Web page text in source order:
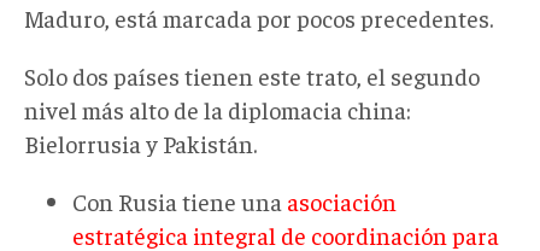
Maduro, está marcada por pocos precedentes.
Solo dos países tienen este trato, el segundo
nivel más alto de la diplomacia china:
Bielorrusia y Pakistán.
Con Rusia tiene una asociación
estratégica integral de coordinación para